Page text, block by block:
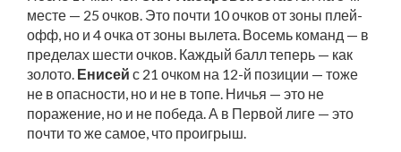
месте — 25 очков. Это почти 10 очков от зоны плей-
офф, но и 4 очка от зоны вылета. Восемь команд — в
пределах шести очков. Каждый балл теперь — как
золото. Енисей с 21 очком на 12-й позиции — тоже
не в опасности, но и не в топе. Ничья — это не
поражение, но и не победа. А в Первой лиге — это
почти то же самое, что проигрыш.